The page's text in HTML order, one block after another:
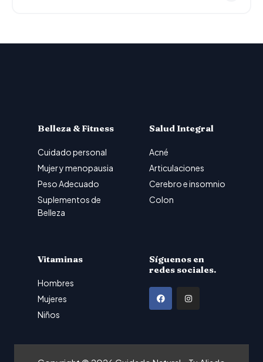
Belleza & Fitness
Cuidado personal
Mujer y menopausia
Peso Adecuado
Suplementos de
Belleza
Salud Integral
Acné
Articulaciones
Cerebro e insomnio
Colon
Vitaminas
Hombres
Mujeres
Niños
Síguenos en
redes sociales.
F
a
I